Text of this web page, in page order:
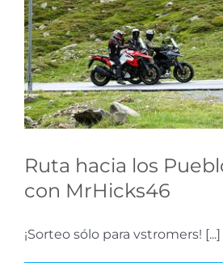
Ruta hacia los
Negros con
Concursos
Ruta hacia los
con MrHicks46
¡Sorteo sólo para vstromers! [...]